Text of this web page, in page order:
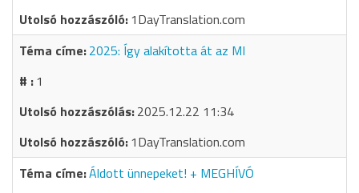
1DayTranslation.com
2025: Így alakította át az MI
1
2025.12.22 11:34
1DayTranslation.com
Áldott ünnepeket! + MEGHÍVÓ